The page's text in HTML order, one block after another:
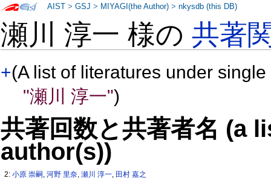
瀬川 淳一 様の共著
+(A list of literatures under
"瀬川 淳一")
共著回数と共著者名 (a
author(s))
2:小原 崇嗣 ,河野 里奈,瀬川 淳一, 田村 嘉之
AIST >GSJ > MIYAGI(the Author) >nkysdb (this DB)